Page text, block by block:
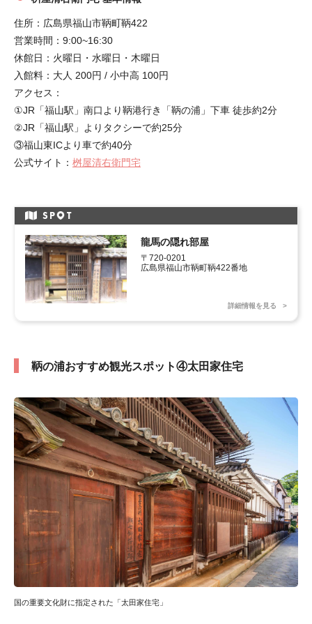
住所：広島県福山市鞆町鞆422
営業時間：9:00~16:30
休館日：火曜日・水曜日・木曜日
入館料：大人 200円 / 小中高 100円
アクセス：
①JR「福山駅」南口より鞆港行き「鞆の浦」下車 徒歩約2分
②JR「福山駅」よりタクシーで約25分
③福山東ICより車で約40分
公式サイト： 桝屋清右衛門宅
SP T
龍馬の隠れ部屋
〒720-0201
広島県福山市鞆町鞆422番地
詳細情報を見る
鞆の浦おすすめ観光スポット④太田家住宅
国の重要文化財に指定された「太田家住宅」